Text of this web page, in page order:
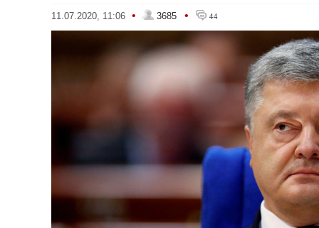
11.07.2020, 11:06 • 3685 • 44